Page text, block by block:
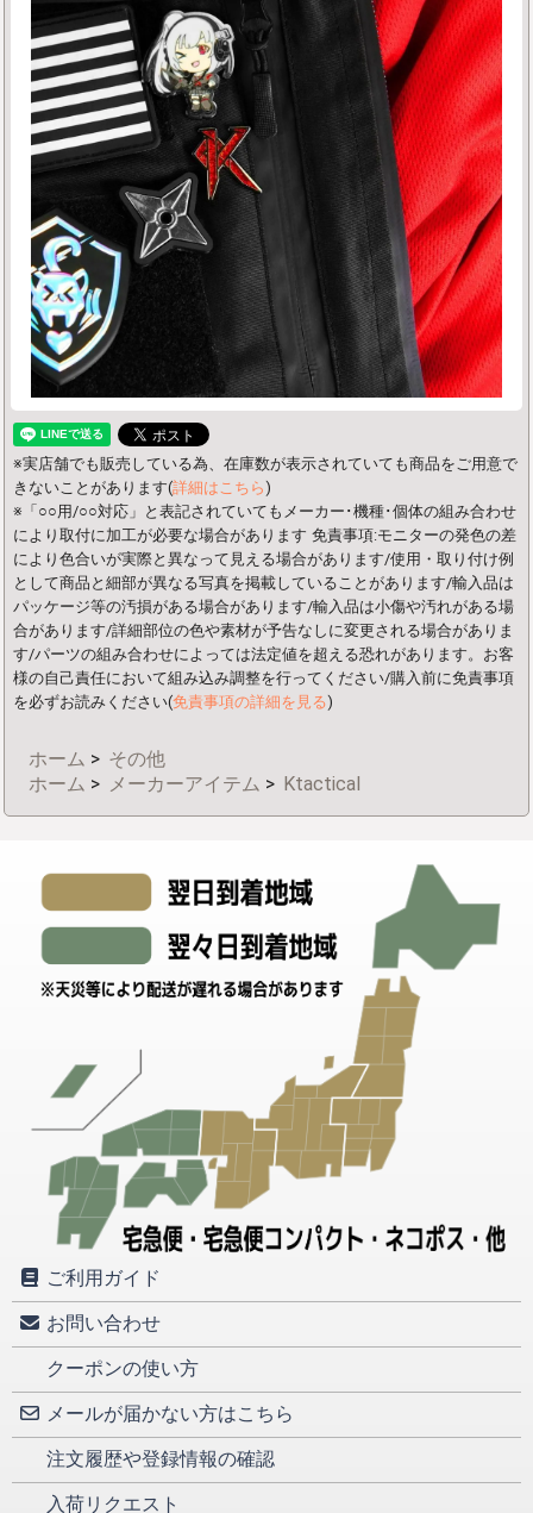
※実店舗でも販売している為、在庫数が表示されていても商品をご用意で
きないことがあります(詳細はこちら)
※「○○用/○○対応」と表記されていてもメーカー･機種･個体の組み合わせ
により取付に加工が必要な場合があります 免責事項:モニターの発色の差
により色合いが実際と異なって見える場合があります/使用・取り付け例
として商品と細部が異なる写真を掲載していることがあります/輸入品は
パッケージ等の汚損がある場合があります/輸入品は小傷や汚れがある場
合があります/詳細部位の色や素材が予告なしに変更される場合がありま
す/パーツの組み合わせによっては法定値を超える恐れがあります。お客
様の自己責任において組み込み調整を行ってください/購入前に免責事項
を必ずお読みください(免責事項の詳細を見る)
ホーム > その他
ホーム > メーカーアイテム > Ktactical
ご利用ガイド
お問い合わせ
クーポンの使い方
メールが届かない方はこちら
注文履歴や登録情報の確認
入荷リクエスト